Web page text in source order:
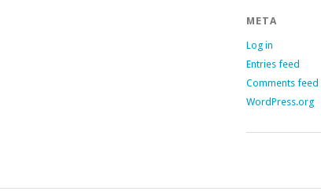
META
Log in
Entries feed
Comments feed
WordPress.org